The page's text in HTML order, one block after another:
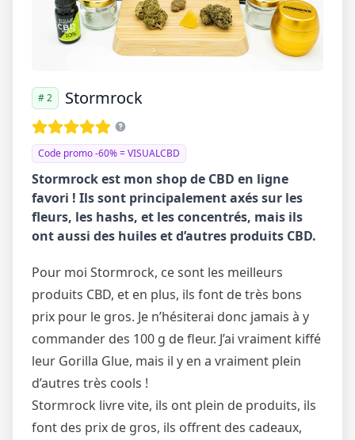
# 2 Stormrock
Code promo -60% = VISUALCBD
Stormrock est mon shop de CBD en ligne
favori ! Ils sont principalement axés sur les
fleurs, les hashs, et les concentrés, mais ils
ont aussi des huiles et d’autres produits CBD.
Pour moi Stormrock, ce sont les meilleurs
produits CBD, et en plus, ils font de très bons
prix pour le gros. Je n’hésiterai donc jamais à y
commander des 100 g de fleur. J’ai vraiment kiffé
leur Gorilla Glue, mais il y en a vraiment plein
d’autres très cools !
Stormrock livre vite, ils ont plein de produits, ils
font des prix de gros, ils offrent des cadeaux,